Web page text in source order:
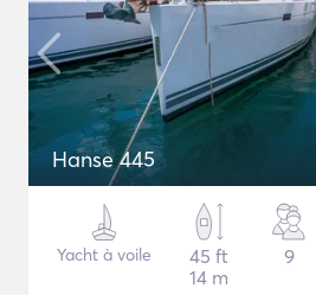
Hanse 445
Yacht à voile
45 ft
14 m
9